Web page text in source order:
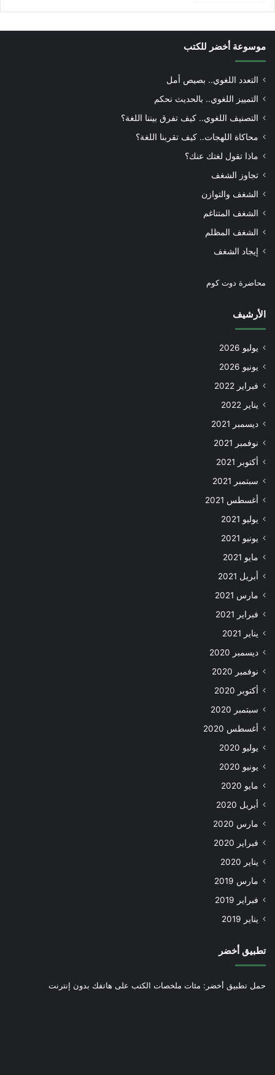
موسوعة أخضر للكتب
التعدد اللغوي.. بصيص أمل
التمييز اللغوي.. بالحديث نحكم
التصنيف اللغوي.. كيف تفرق بيننا اللغة؟
محاكاة اللهجات.. كيف تقربنا اللغة؟
ماذا تقول لغتك عنك؟
تجاوز الشغف
الشغف والتوازن
الشغف المتناغم
الشغف المظلم
إيجاد الشغف
محاضرة دوت كوم
الأرشيف
يوليو 2026
يونيو 2026
فبراير 2022
يناير 2022
ديسمبر 2021
نوفمبر 2021
أكتوبر 2021
سبتمبر 2021
أغسطس 2021
يوليو 2021
يونيو 2021
مايو 2021
أبريل 2021
مارس 2021
فبراير 2021
يناير 2021
ديسمبر 2020
نوفمبر 2020
أكتوبر 2020
سبتمبر 2020
أغسطس 2020
يوليو 2020
يونيو 2020
مايو 2020
أبريل 2020
مارس 2020
فبراير 2020
يناير 2020
مارس 2019
فبراير 2019
يناير 2019
تطبيق أخضر
حمل تطبيق أخضر: مئات ملخصات الكتب على هاتفك بدون إنترنت